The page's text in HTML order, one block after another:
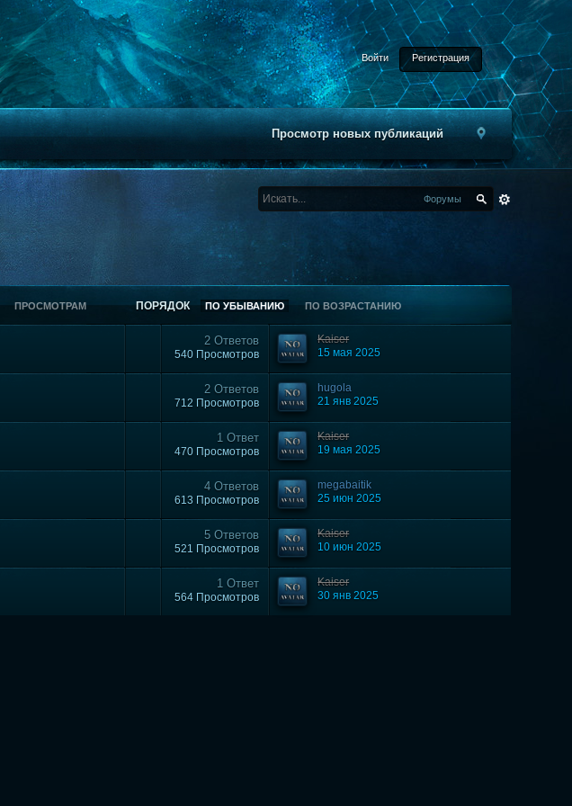
Войти Регистрация
Просмотр новых публикаций
Форумы
ПРОСМОТРАМ ПОРЯДОК ПО УБЫВАНИЮ ПО ВОЗРАСТАНИЮ
2 Ответов
540 Просмотров
Kaiser
15 мая 2025
2 Ответов
712 Просмотров
hugola
21 янв 2025
1 Ответ
470 Просмотров
Kaiser
19 мая 2025
4 Ответов
613 Просмотров
megabaitik
25 июн 2025
5 Ответов
521 Просмотров
Kaiser
10 июн 2025
1 Ответ
564 Просмотров
Kaiser
30 янв 2025